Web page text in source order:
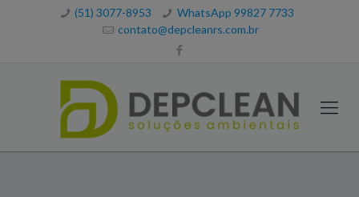
(51) 3077-8953
WhatsApp 99827 7733
contato@depcleanrs.com.br